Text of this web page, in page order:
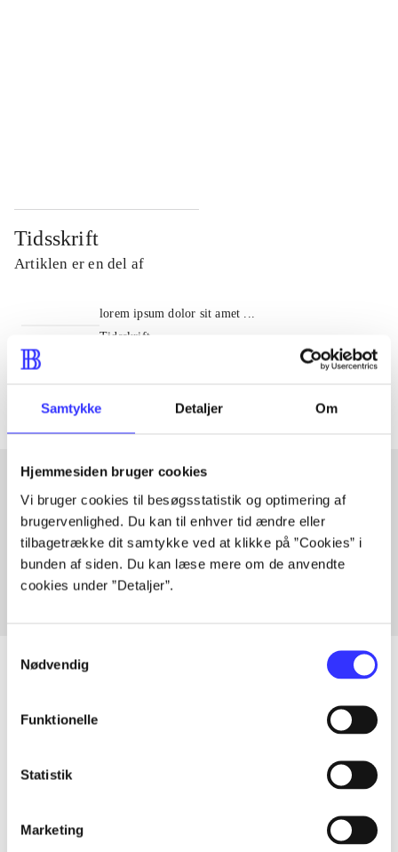
Samtykke Detaljer Om
Hjemmesiden bruger cookies
Vi bruger cookies til besøgsstatistik og optimering af
brugervenlighed. Du kan til enhver tid ændre eller
tilbagetrække dit samtykke ved at klikke på ”Cookies” i
bunden af siden. Du kan læse mere om de anvendte
cookies under ”Detaljer”.
Nødvendig
Funktionelle
Statistik
Marketing
Tidsskrift
Artiklen er en del af
lorem ipsum dolor sit amet ...
Tidsskrift
Artiklerne i
Artikler med samme emner
Fra
Artikler